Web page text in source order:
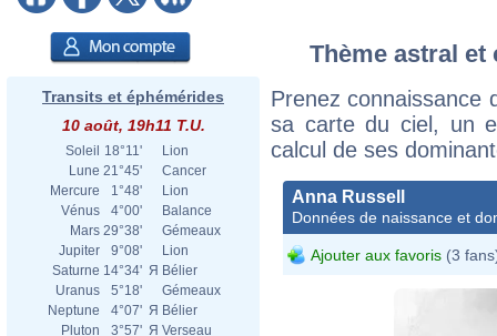
Transits et éphémérides
10 août, 19h11 T.U.
Soleil 18°11'
Lion
Lune 21°45'
Cancer
Mercure
1°48'
Lion
Vénus
4°00'
Balance
Mars 29°38'
Gémeaux
Jupiter
9°08'
Lion
Saturne 14°34' Я Bélier
Uranus
5°18'
Gémeaux
Neptune
4°07' Я Bélier
Pluton
3°57' Я Verseau
Thème astral et
Prenez connaissance
sa carte du ciel, un
calcul de ses
Anna Russell
Données de naissance et
Ajouter aux favoris (3